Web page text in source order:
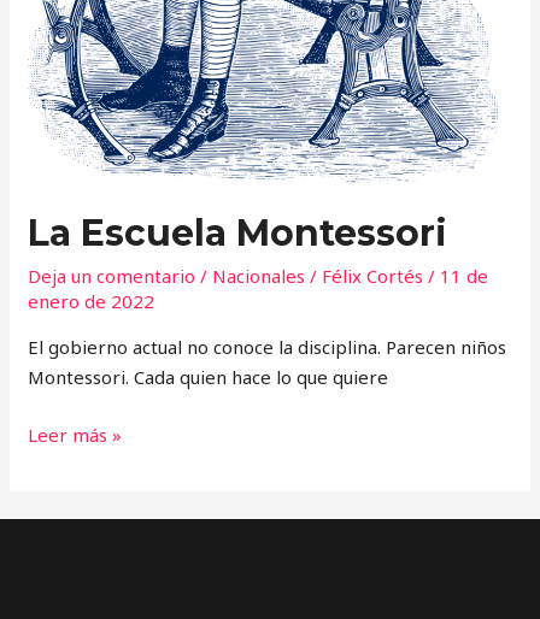
La Escuela Montessori
Deja un comentario / Nacionales / Félix Cortés/ 11 de
enero de 2022
El gobierno actual no conoce la disciplina. Parecen niños
Montessori. Cada quien hace lo que quiere
Leer más »